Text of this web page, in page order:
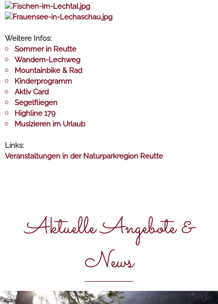
Weitere Infos:
Sommer in Reutte
Wandern-Lechweg
Mountainbike & Rad
Kinderprogramm
Aktiv Card
Segelfliegen
Highline 179
Musizieren im Urlaub
Links:
Veranstaltungen in der Naturparkregion Reutte
Aktuelle Angebote &
News